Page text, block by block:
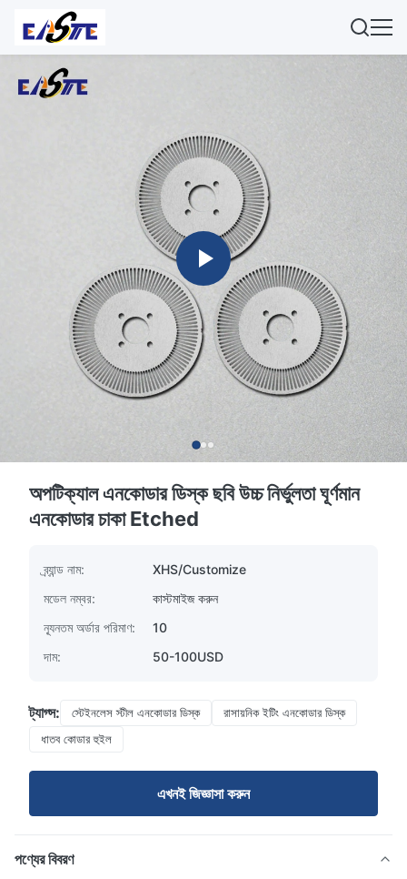
অপটিক্যাল এনকোডার ডিস্ক ছবি উচ্চ নির্ভুলতা ঘূর্ণমান
এনকোডার চাকা Etched
ব্র্যান্ড নাম:
XHS/Customize
মডেল নম্বর:
কাস্টমাইজ করুন
ন্যূনতম অর্ডার পরিমাণ:
10
দাম:
50-100USD
ট্যাগ্স: স্টেইনলেস স্টীল এনকোডার ডিস্ক
রাসায়নিক ইটিং এনকোডার ডিস্ক
ধাতব কোডার হুইল
এখনই জিজ্ঞাসা করুন
পণ্যের বিবরণ